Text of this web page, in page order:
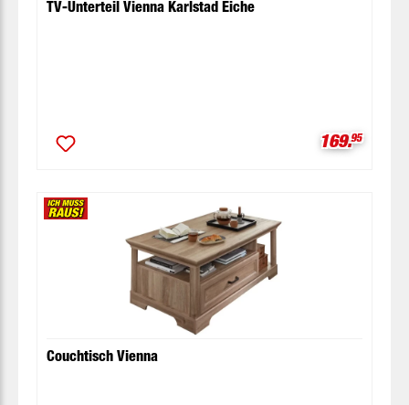
TV-Unterteil Vienna Karlstad Eiche
169.95
Couchtisch Vienna